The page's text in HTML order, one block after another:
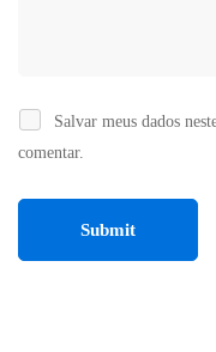
Salvar meus dados
comentar.